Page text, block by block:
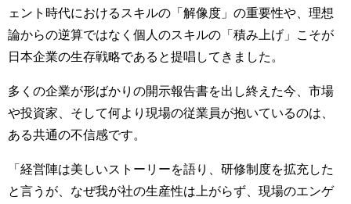
ェント時代におけるスキルの「解像度」の重要性や、理想
論からの逆算ではなく個人のスキルの「積み上げ」こそが
日本企業の生存戦略であると提唱してきました。
多くの企業が形ばかりの開示報告書を出し終えた今、市場
や投資家、そして何より現場の従業員が抱いているのは、
ある共通の不信感です。
「経営陣は美しいストーリーを語り、研修制度を拡充した
と言うが、なぜ我が社の生産性は上がらず、現場のエンゲ